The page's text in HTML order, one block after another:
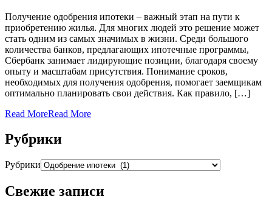
Получение одобрения ипотеки – важный этап на пути к
приобретению жилья. Для многих людей это решение может
стать одним из самых значимых в жизни. Среди большого
количества банков, предлагающих ипотечные программы,
Сбербанк занимает лидирующие позиции, благодаря своему
опыту и масштабам присутствия. Понимание сроков,
необходимых для получения одобрения, помогает заемщикам
оптимально планировать свои действия. Как правило, […]
Read MoreRead More
Рубрики
Рубрики
Свежие записи